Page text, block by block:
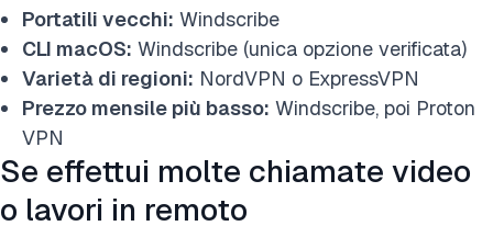
Portatili vecchi: Windscribe
CLI macOS: Windscribe (unica opzione verificata)
Varietà di regioni: NordVPN o ExpressVPN
Prezzo mensile più basso: Windscribe, poi Proton
VPN
Se effettui molte chiamate video
o lavori in remoto